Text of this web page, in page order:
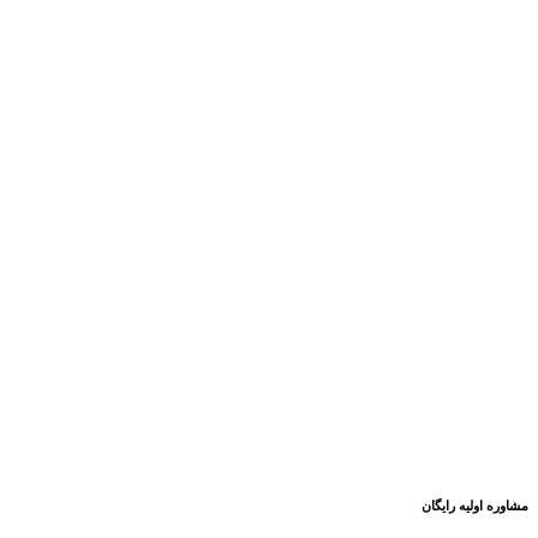
مشاوره اولیه رایگان